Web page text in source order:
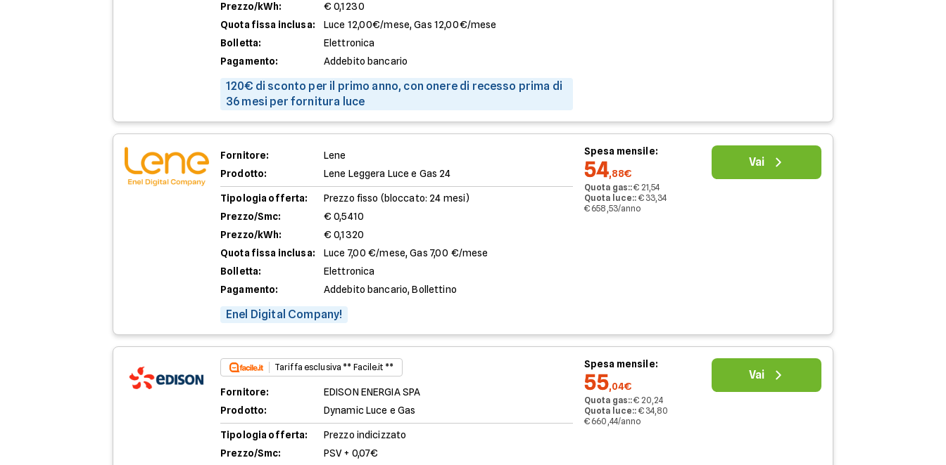
Prezzo/kWh:
€ 0,1230
Quota fissa inclusa:
Luce 12,00€/mese, Gas 12,00€/mese
Bolletta:
Elettronica
Pagamento:
Addebito bancario
120€ di sconto per il primo anno, con onere di recesso prima di
36 mesi per fornitura luce
Fornitore:
Lene
Prodotto:
Lene Leggera Luce e Gas 24
Tipologia offerta:
Prezzo fisso (bloccato: 24 mesi)
Prezzo/Smc:
€ 0,5410
Prezzo/kWh:
€ 0,1320
Quota fissa inclusa:
Luce 7,00 €/mese, Gas 7,00 €/mese
Bolletta:
Elettronica
Pagamento:
Addebito bancario, Bollettino
Enel Digital Company!
Spesa mensile:
54,88€
Quota gas::€ 21,54
Quota luce::€ 33,34
€ 658,53/anno
Vai
Tariffa esclusiva ** Facile.it **
Fornitore:
EDISON ENERGIA SPA
Prodotto:
Dynamic Luce e Gas
Tipologia offerta:
Prezzo indicizzato
Prezzo/Smc:
PSV + 0,07€
Spesa mensile:
55,04€
Quota gas::€ 20,24
Quota luce::€ 34,80
€ 660,44/anno
Vai